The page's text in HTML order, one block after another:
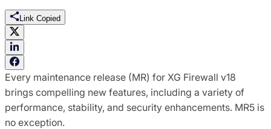
Link Copied
Every maintenance release (MR) for XG Firewall v18
brings compelling new features, including a variety of
performance, stability, and security enhancements. MR5 is
no exception.